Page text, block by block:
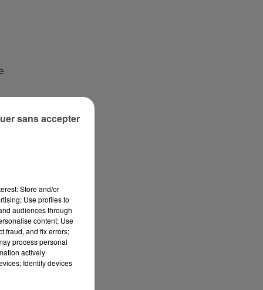
Store and/or
Use profiles to
audiences through
content; Use
fraud, and fix errors;
process personal
actively
Identify devices
sans accepter